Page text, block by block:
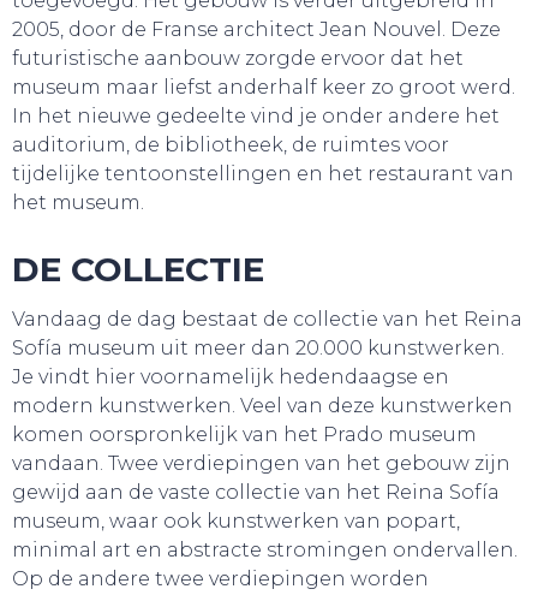
WEBSHOP
2005, door de Franse architect Jean Nouvel. Deze
futuristische aanbouw zorgde ervoor dat het
museum maar liefst anderhalf keer zo groot werd.
In het nieuwe gedeelte vind je onder andere het
auditorium, de bibliotheek, de ruimtes voor
tijdelijke tentoonstellingen en het restaurant van
het museum.
DE COLLECTIE
Vandaag de dag bestaat de collectie van het Reina
Sofía museum uit meer dan 20.000 kunstwerken.
Je vindt hier voornamelijk hedendaagse en
modern kunstwerken. Veel van deze kunstwerken
komen oorspronkelijk van het Prado museum
vandaan. Twee verdiepingen van het gebouw zijn
gewijd aan de vaste collectie van het Reina Sofía
museum, waar ook kunstwerken van popart,
minimal art en abstracte stromingen ondervallen.
Op de andere twee verdiepingen worden